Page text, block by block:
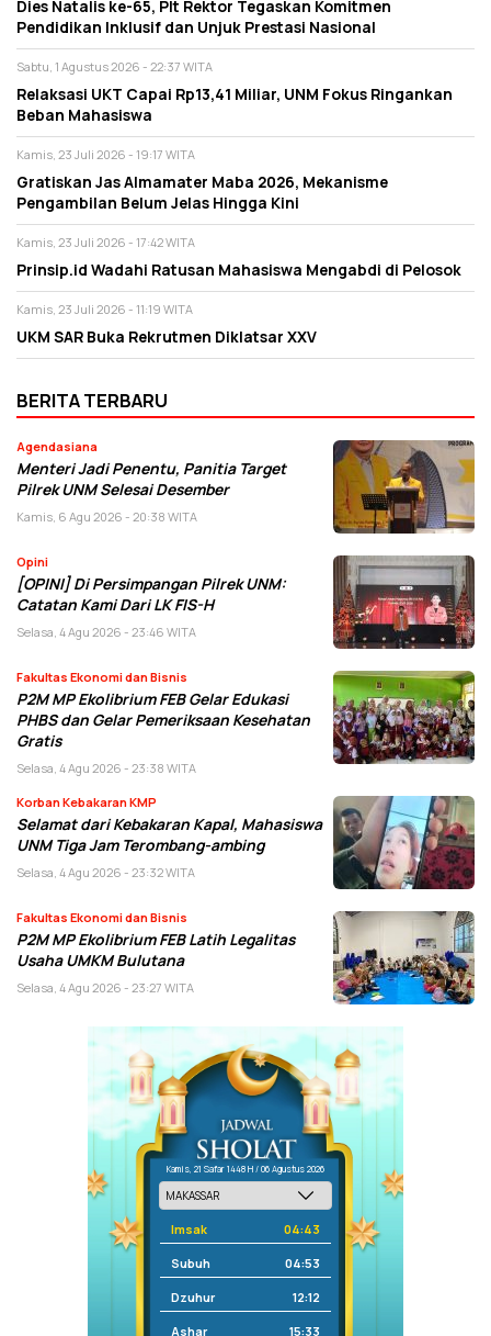
Dies Natalis ke-65, Plt Rektor Tegaskan Komitmen
Pendidikan Inklusif dan Unjuk Prestasi Nasional
Sabtu, 1 Agustus 2026 - 22:37 WITA
Relaksasi UKT Capai Rp13,41 Miliar, UNM Fokus Ringankan
Beban Mahasiswa
Kamis, 23 Juli 2026 - 19:17 WITA
Gratiskan Jas Almamater Maba 2026, Mekanisme
Pengambilan Belum Jelas Hingga Kini
Kamis, 23 Juli 2026 - 17:42 WITA
Prinsip.id Wadahi Ratusan Mahasiswa Mengabdi di Pelosok
Kamis, 23 Juli 2026 - 11:19 WITA
UKM SAR Buka Rekrutmen Diklatsar XXV
BERITA TERBARU
Agendasiana
Menteri Jadi Penentu, Panitia Target
Pilrek UNM Selesai Desember
Kamis, 6 Agu 2026 - 20:38 WITA
Opini
[OPINI] Di Persimpangan Pilrek UNM:
Catatan Kami Dari LK FIS-H
Selasa, 4 Agu 2026 - 23:46 WITA
Fakultas Ekonomi dan Bisnis
P2M MP Ekolibrium FEB Gelar Edukasi
PHBS dan Gelar Pemeriksaan Kesehatan
Gratis
Selasa, 4 Agu 2026 - 23:38 WITA
Korban Kebakaran KMP
Selamat dari Kebakaran Kapal, Mahasiswa
UNM Tiga Jam Terombang-ambing
Selasa, 4 Agu 2026 - 23:32 WITA
Fakultas Ekonomi dan Bisnis
P2M MP Ekolibrium FEB Latih Legalitas
Usaha UMKM Bulutana
Selasa, 4 Agu 2026 - 23:27 WITA
Kamis, 21 Safar 1448 H / 06 Agustus 2026
Imsak 04:43
Subuh 04:53
Dzuhur 12:12
Ashar 15:33